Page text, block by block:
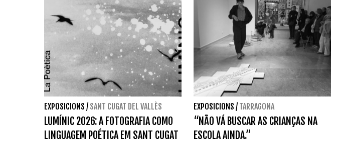
EXPOSICIONS / SANT CUGAT DEL VALLÈS
LUMÍNIC 2026: A FOTOGRAFIA COMO
LINGUAGEM POÉTICA EM SANT CUGAT
EXPOSICIONS / TARRAGONA
“NÃO VÁ BUSCAR AS CRIANÇAS NA
ESCOLA AINDA.”